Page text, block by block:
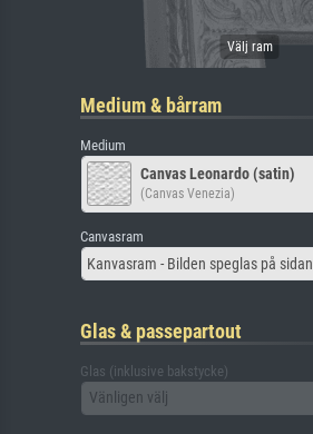
Medium & bårram
Medium
Canvas Leonardo (satin)
(Canvas Venezia)
Canvasram
Kanvasram - Bilden speglas på sidan
Glas & passepartout
Glas (inklusive bakstycke)
Vänligen välj